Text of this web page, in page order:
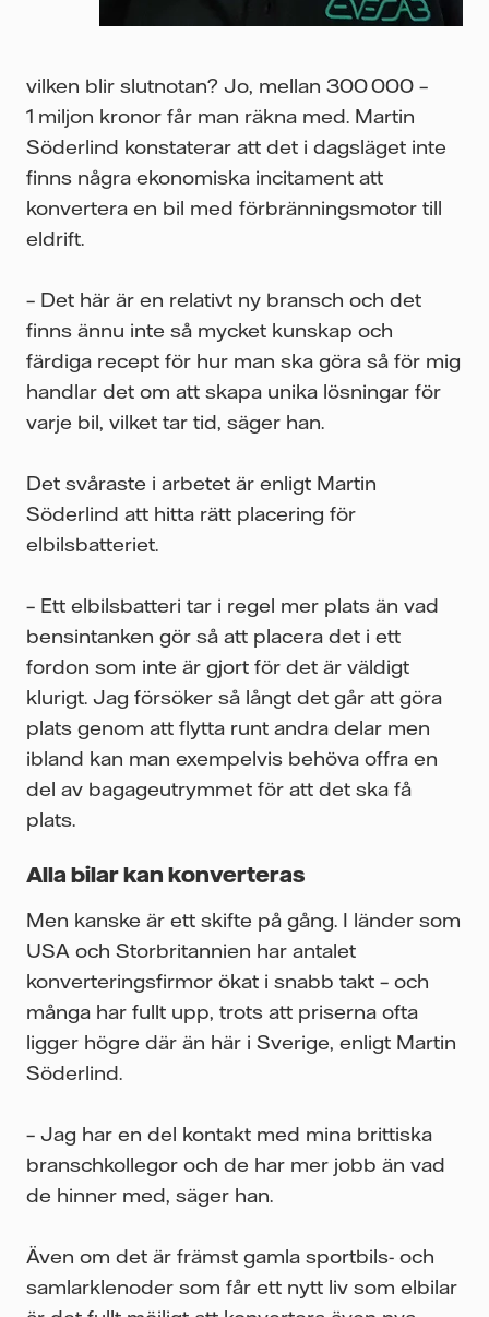
vilken blir slutnotan? Jo, mellan 300 000 –
1 miljon kronor får man räkna med. Martin
Söderlind konstaterar att det i dagsläget inte
finns några ekonomiska incitament att
konvertera en bil med förbränningsmotor till
eldrift.
– Det här är en relativt ny bransch och det
finns ännu inte så mycket kunskap och
färdiga recept för hur man ska göra så för mig
handlar det om att skapa unika lösningar för
varje bil, vilket tar tid, säger han.
Det svåraste i arbetet är enligt Martin
Söderlind att hitta rätt placering för
elbilsbatteriet.
– Ett elbilsbatteri tar i regel mer plats än vad
bensintanken gör så att placera det i ett
fordon som inte är gjort för det är väldigt
klurigt. Jag försöker så långt det går att göra
plats genom att flytta runt andra delar men
ibland kan man exempelvis behöva offra en
del av bagageutrymmet för att det ska få
plats.
Alla bilar kan konverteras
Men kanske är ett skifte på gång. I länder som
USA och Storbritannien har antalet
konverteringsfirmor ökat i snabb takt – och
många har fullt upp, trots att priserna ofta
ligger högre där än här i Sverige, enligt Martin
Söderlind.
– Jag har en del kontakt med mina brittiska
branschkollegor och de har mer jobb än vad
de hinner med, säger han.
Även om det är främst gamla sportbils- och
samlarklenoder som får ett nytt liv som elbilar